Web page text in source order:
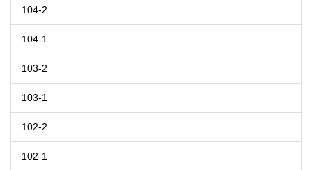
104-2
104-1
103-2
103-1
102-2
102-1